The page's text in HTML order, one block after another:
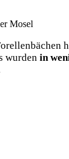
Mosel
wur­den in